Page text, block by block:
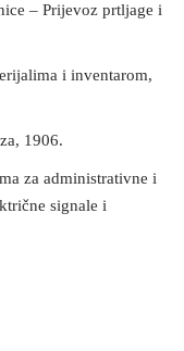
– Prijevoz prtljage i
i inventarom,
1906.
za administrativne i
signale i